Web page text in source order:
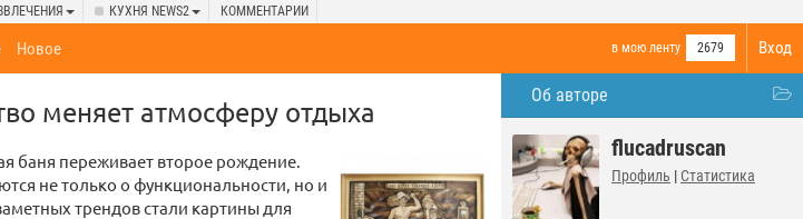
КУХНЯ NEWS2 КОММЕНТАРИИ
Вход
в мою ленту 2679
Новое
Об авторе
flucadruscan
Профиль | Статистика
меняет атмосферу отдыха
баня переживает второе рождение.
не только о функциональности, но и
трендов стали картины для